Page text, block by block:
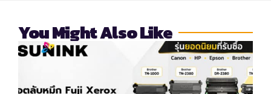
You Might Also Like